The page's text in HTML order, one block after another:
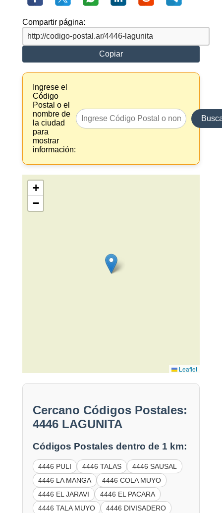
Compartir página:
Copiar
Ingrese el
Código
Postal o el
nombre de
la ciudad
para
mostrar
información:
+
−
Leaflet
Cercano Códigos Postales:
4446 LAGUNITA
Códigos Postales dentro de 1 km:
4446 PULI 4446 TALAS
4446 SAUSAL
4446 LA MANGA
4446 COLA MUYO
4446 EL JARAVI
4446 EL PACARA
4446 TALA MUYO
4446 DIVISADERO